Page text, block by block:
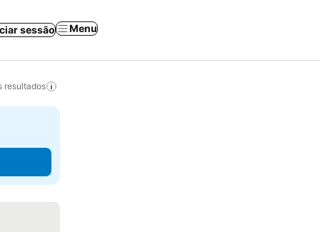
sessão Menu
resultados